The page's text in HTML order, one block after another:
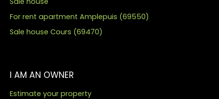
For rent apartment Amplepuis (69550)
Sale house Cours (69470)
I AM AN OWNER
Estimate your property